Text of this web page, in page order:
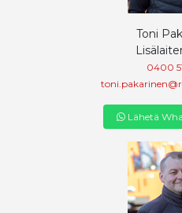
Toni
0400
Lähetä